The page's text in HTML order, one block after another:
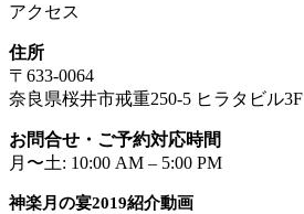
アクセス
住所
〒633-0064
奈良県桜井市戒重250-5 ヒラタビル3F
お問合せ・ご予約対応時間
月〜土: 10:00 AM – 5:00 PM
神楽月の宴2019紹介動画